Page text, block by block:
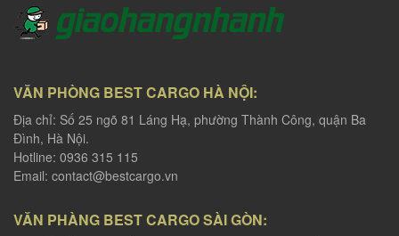
VĂN PHÒNG BEST CARGO HÀ NỘI:
Địa chỉ: Số 25 ngõ 81 Láng Hạ, phường Thành Công, quận Ba
Đình, Hà Nội.
Hotline: 0936 315 115
Email: contact@bestcargo.vn
VĂN PHÀNG BEST CARGO SÀI GÒN: